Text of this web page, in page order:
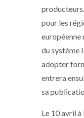
pour les
européenne
du système
adopter
entrera
sa
Le 10 avril à